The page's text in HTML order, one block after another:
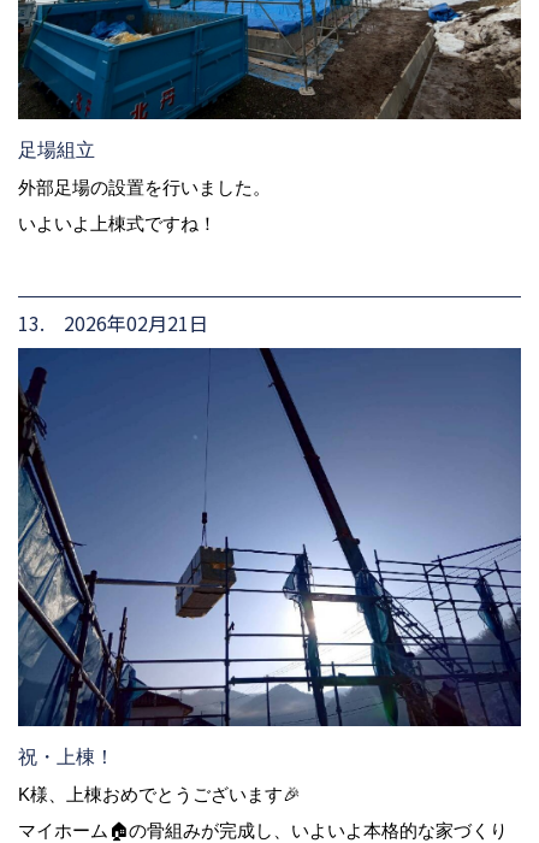
足場組立
外部足場の設置を行いました。
いよいよ上棟式ですね！
13. 2026年02月21日
祝・上棟！
K様、上棟おめでとうございます🎉
マイホーム🏠の骨組みが完成し、いよいよ本格的な家づくり